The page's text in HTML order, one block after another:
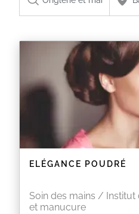
ELÉGANCE POUDRÉ
Soin des mains /
et manucure